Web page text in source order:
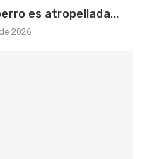
es atropellada...
2026